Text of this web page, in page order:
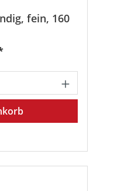
fein, 160
Preis:
den